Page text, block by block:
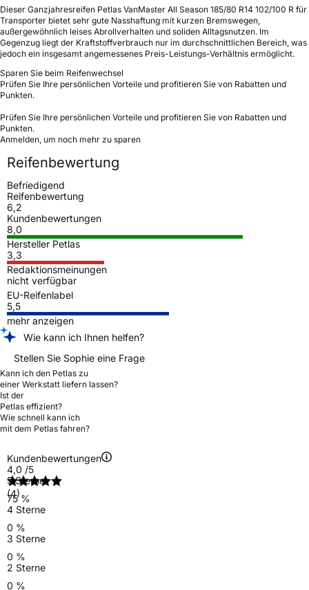
Dieser Ganzjahresreifen Petlas VanMaster All Season 185/80 R14 102/100 R für
Transporter bietet sehr gute Nasshaftung mit kurzen Bremswegen,
außergewöhnlich leises Abrollverhalten und soliden Alltagsnutzen. Im
Gegenzug liegt der Kraftstoffverbrauch nur im durchschnittlichen Bereich, was
jedoch ein insgesamt angemessenes Preis-Leistungs-Verhältnis ermöglicht.
Sparen Sie beim Reifenwechsel
Prüfen Sie Ihre persönlichen Vorteile und profitieren Sie von Rabatten und
Punkten.
Prüfen Sie Ihre persönlichen Vorteile und profitieren Sie von Rabatten und
Punkten.
Anmelden, um noch mehr zu sparen
Reifenbewertung
Befriedigend
Reifenbewertung
6,2
Kundenbewertungen
8,0
Hersteller Petlas
3,3
Redaktionsmeinungen
nicht verfügbar
EU-Reifenlabel
5,5
mehr anzeigen
Wie kann ich Ihnen helfen?
Stellen Sie Sophie eine Frage
Kann ich den Petlas zu
einer Werkstatt liefern lassen?
Ist der
Petlas effizient?
Wie schnell kann ich
mit dem Petlas fahren?
Kundenbewertungen
4,0 /5
(4)
5 Sterne
75 %
4 Sterne
0 %
3 Sterne
0 %
2 Sterne
0 %